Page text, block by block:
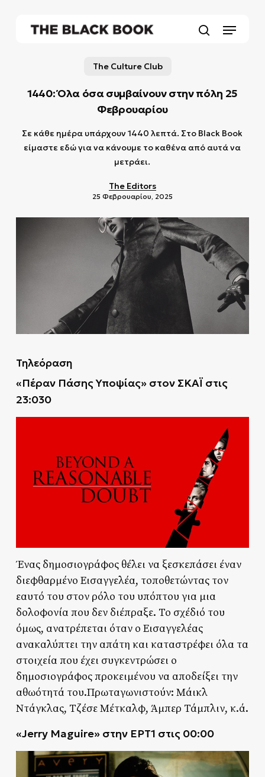
Menu
The Culture Club
1440: Όλα όσα συμβαίνουν στην πόλη 25
Φεβρουαρίου
Σε κάθε ημέρα υπάρχουν 1440 λεπτά. Στο Black Book
είμαστε εδώ για να κάνουμε το καθένα από αυτά να
μετράει.
The Editors
25 Φεβρουαρίου, 2025
Τηλεόραση
«Πέραν Πάσης Υποψίας» στον ΣΚΑΪ στις
23:030
Ένας δημοσιογράφος θέλει να ξεσκεπάσει έναν
διεφθαρμένο Εισαγγελέα, τοποθετώντας τον
εαυτό του στον ρόλο του υπόπτου για μια
δολοφονία που δεν διέπραξε. Το σχέδιό του
όμως, ανατρέπεται όταν ο Εισαγγελέας
ανακαλύπτει την απάτη και καταστρέφει όλα τα
στοιχεία που έχει συγκεντρώσει ο
δημοσιογράφος προκειμένου να αποδείξει την
αθωότητά του.Πρωταγωνιστούν: Μάικλ
Ντάγκλας, Τζέσε Μέτκαλφ, Άμπερ Τάμπλιν, κ.ά.
«Jerry Maguire» στην ΕΡΤ1 στις 00:00